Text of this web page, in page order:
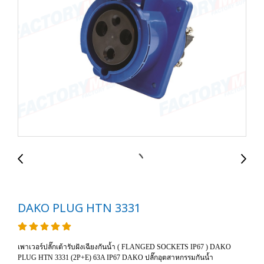
DAKO PLUG HTN 3331
เพาเวอร์ปลั๊กเต้ารับฝังเฉียงกันน้ำ ( FLANGED SOCKETS IP67 ) DAKO
PLUG HTN 3331 (2P+E) 63A IP67 DAKO ปลั๊กอุตสาหกรรมกันน้ำ